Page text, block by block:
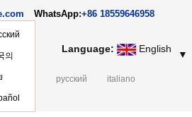
WhatsApp:+86 18559646958
Language: English ▼
의
русский
italiano
Polski